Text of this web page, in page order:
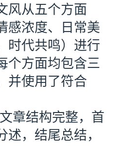
风从五个方面
感浓度、日常美
时代共鸣）进行
个方面均包含三
并使用了符合
章结构完整，首
述，结尾总结，